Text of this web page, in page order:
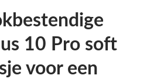
10 Pro soft
voor een